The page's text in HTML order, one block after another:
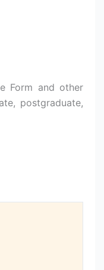
Form and other
postgraduate,